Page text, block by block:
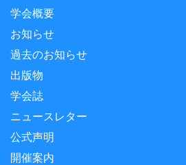
学会概要
お知らせ
過去のお知らせ
出版物
学会誌
ニュースレター
公式声明
開催案内